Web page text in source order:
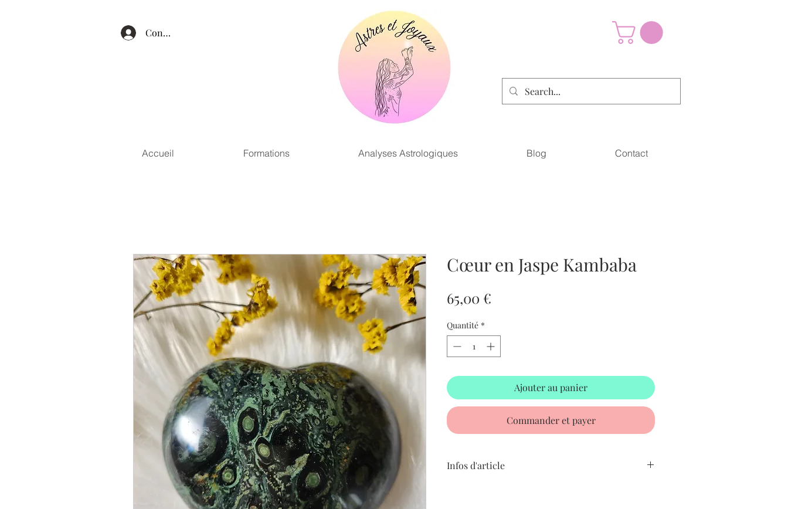
Connexion
Accueil Formations Analyses Astrologiques Blog Contact
Cœur en Jaspe Kambaba
65,00 €
Quantité *
Ajouter au panier
Commander et payer
Infos d'article